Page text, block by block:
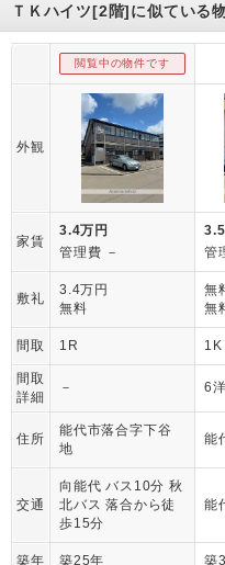
ＴＫハイツ[2階]に似ている
閲覧中の物件です
外観
家賃
3.4万円
管理費 －
管
敷礼
3.4万円
無料
無
無
間取 1R 1K
間取
詳細
－ 6洋
住所
能代市落合字下谷
地
能
交通
向能代 バス10分 秋
北バス 落合から徒
歩15分
能
築年 築25年 築